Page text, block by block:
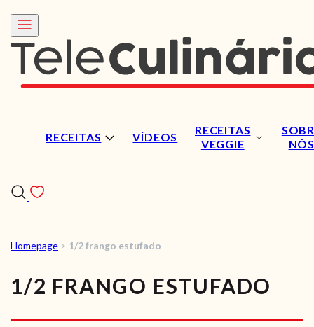
RECEITAS VÍDEOS
RECEITAS
VEGGIE
NÓS
RECEITAS
VÍDEOS
RECEITAS VEGGIE
Homepage > 1/2 frango estufado
1/2 FRANGO ESTUFADO